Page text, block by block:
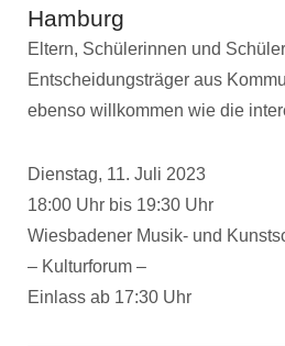
Hamburg
Eltern, Schülerinnen und
Entscheidungsträger aus
ebenso willkommen wie die
Dienstag, 11. Juli 2023
18:00 Uhr bis 19:30 Uhr
Wiesbadener Musik- und
– Kulturforum –
Einlass ab 17:30 Uhr